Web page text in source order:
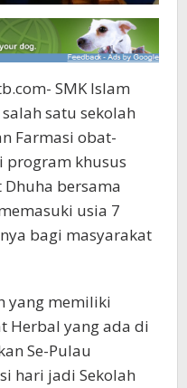
SMK Islam
satu sekolah
Farmasi obat-
program khusus
Dhuha bersama
usia 7
bagi masyarakat
yang memiliki
Herbal yang ada di
Se-Pulau
hari jadi Sekolah